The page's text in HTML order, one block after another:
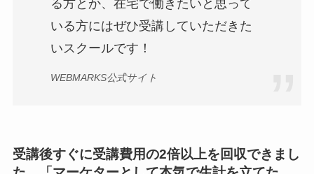
る方とか、在宅で働きたいと思って
いる方にはぜひ受講していただきた
いスクールです！
WEBMARKS公式サイト
受講後すぐに受講費用の2倍以上を回収できまし